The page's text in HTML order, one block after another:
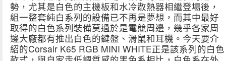
勢，尤其是白色的主機板和水冷散熱器相繼登場後，
組一整套純白系列的設備已不再是夢想，而其中最好
取得的白色系列裝備莫過於是電競周邊，幾乎各家周
邊大廠都有推出白色的鍵盤、滑鼠和耳機。今天要介
紹的Corsair K65 RGB MINI WHITE正是該系列的白色